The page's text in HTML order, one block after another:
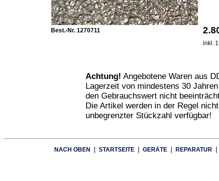
Best.-Nr. 1270711
inkl.
Achtung! Angebotene Waren aus
Lagerzeit von mindestens 30
den Gebrauchswert nicht
Die Artikel werden in der Regel
unbegrenzter Stückzahl verfügbar!
NACH OBEN STARTSEITE GERÄTE REPARATUR